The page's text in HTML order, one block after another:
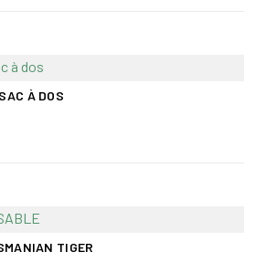
À DOS
TIGER